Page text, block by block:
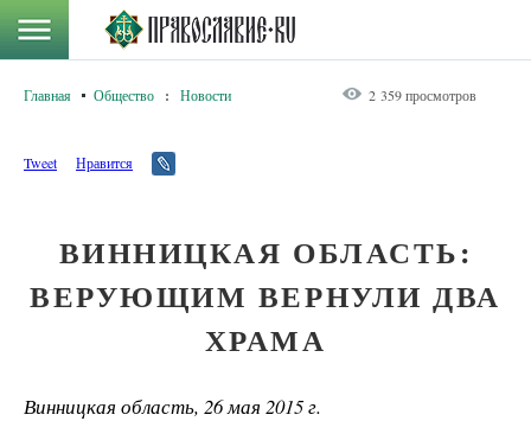
Главная Общество : Новости 2 359 просмотров
Tweet Нравится
ВИННИЦКАЯ ОБЛАСТЬ:
ВЕРУЮЩИМ ВЕРНУЛИ ДВА
ХРАМА
Винницкая область, 26 мая 2015 г.